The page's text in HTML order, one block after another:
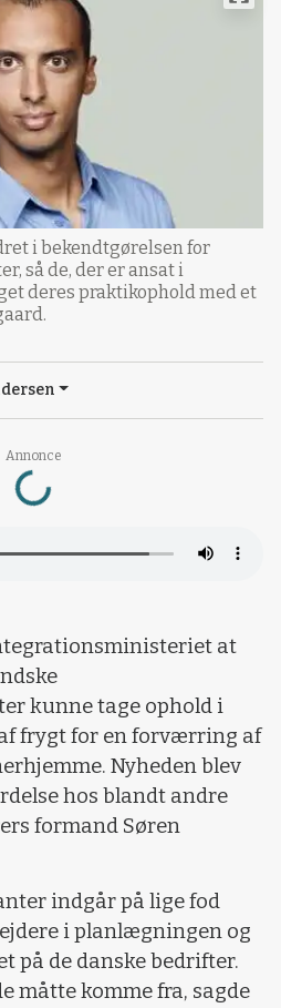
Annonce
Loading...
i bekendtgørelsen for
så de, der er ansat i
deres praktikophold med et
at
kunne tage ophold i
frygt for en forværring af
Nyheden blev
hos blandt andre
formand Søren
indgår på lige fod
i planlægningen og
på de danske bedrifter.
måtte komme fra, sagde